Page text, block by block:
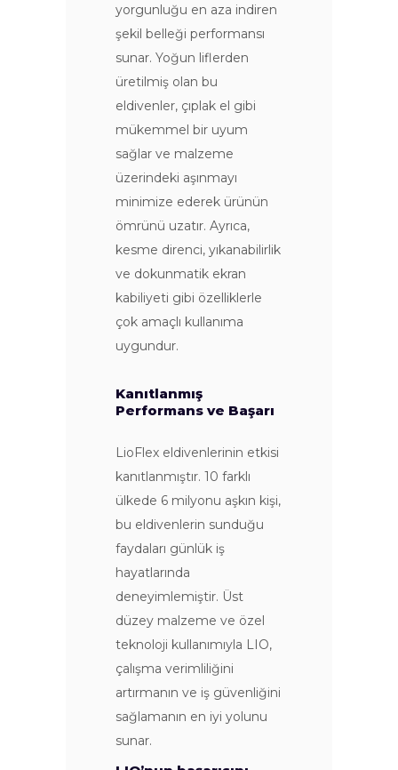
yorgunluğu en aza indiren
şekil belleği performansı
sunar. Yoğun liflerden
üretilmiş olan bu
eldivenler, çıplak el gibi
mükemmel bir uyum
sağlar ve malzeme
üzerindeki aşınmayı
minimize ederek ürünün
ömrünü uzatır. Ayrıca,
kesme direnci, yıkanabilirlik
ve dokunmatik ekran
kabiliyeti gibi özelliklerle
çok amaçlı kullanıma
uygundur.
Kanıtlanmış
Performans ve Başarı
LioFlex eldivenlerinin etkisi
kanıtlanmıştır. 10 farklı
ülkede 6 milyonu aşkın kişi,
bu eldivenlerin sunduğu
faydaları günlük iş
hayatlarında
deneyimlemiştir. Üst
düzey malzeme ve özel
teknoloji kullanımıyla LIO,
çalışma verimliliğini
artırmanın ve iş güvenliğini
sağlamanın en iyi yolunu
sunar.